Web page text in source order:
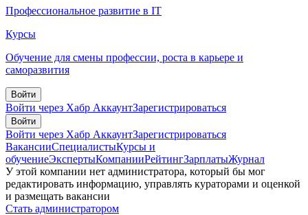
Профессиональное развитие в IT
Курсы
Обучение для смены профессии, роста в карьере и
саморазвития
Войти
Войти через Хабр АккаунтЗарегистрироваться
Войти
Войти через Хабр АккаунтЗарегистрироваться
ВакансииСпециалистыКурсы и
обучениеЭкспертыКомпанииРейтингЗарплатыЖурнал
У этой компании нет администратора, который бы мог
редактировать информацию, управлять кураторами и оценкой
и размещать вакансии
Стать администратором